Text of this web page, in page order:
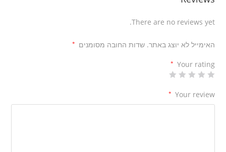
There are no reviews yet.
האימייל לא יוצג באתר. שדות החובה מסומנים *
Your rating
*
Your review
*